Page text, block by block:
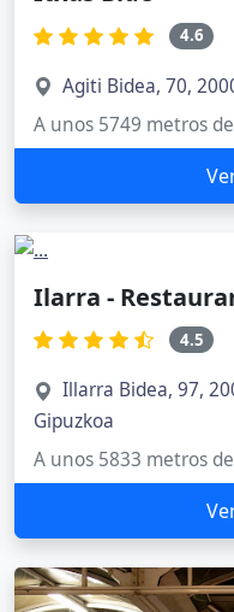
4.6
Agiti Bidea, 70,
A unos 5749 metros
Ilarra -
4.5
Illarra Bidea, 97,
Gipuzkoa
A unos 5833 metros